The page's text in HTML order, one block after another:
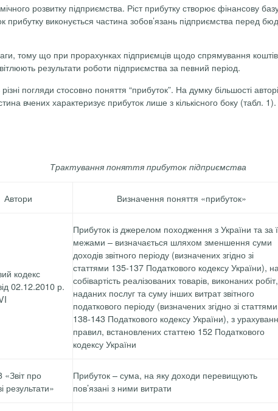
розвитку підприємства. Ріст прибутку створює фінансову
прибутку виконується частина зобов’язань підприємства перед
тому що при прорахунках підприємців щодо спрямування коштів,
результати роботи підприємства за певний період.
погляди стосовно поняття “прибуток”. На думку більшості
вчених характеризує прибуток лише з кількісного боку (табл. 1).
Трактування поняття прибуток підприємства
Автори Визначення поняття «прибуток»
кодекс
02.12.2010 р.
Прибуток із джерелом походження з України та за
межами – визначається шляхом зменшення суми
доходів звітного періоду (визначених згідно зі
статтями 135-137 Податкового кодексу України), на
собівартість реалізованих товарів, виконаних робіт,
наданих послуг та суму інших витрат звітного
податкового періоду (визначених згідно зі статтями
138-143 Податкового кодексу України), з
правил, встановлених статтею 152 Податкового
кодексу України
про
результати»
Прибуток – сума, на яку доходи перевищують
пов’язані з ними витрати